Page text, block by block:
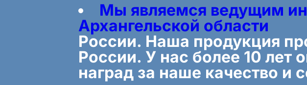
Мы являемся ведущим
Архангельской области
России. Наша продукция
России. У нас более 10
наград за наше качество и